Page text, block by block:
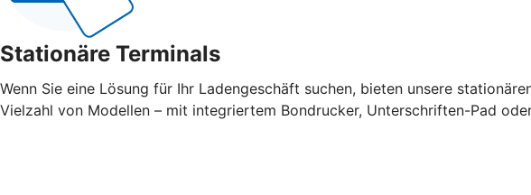
Stationäre Terminals
Wenn Sie eine Lösung für Ihr Ladengeschäft suchen, bieten unsere
Vielzahl von Modellen – mit integriertem Bondrucker, Unterschriften-Pad